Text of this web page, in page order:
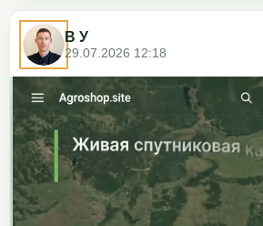
В У
29.07.2026 12:18